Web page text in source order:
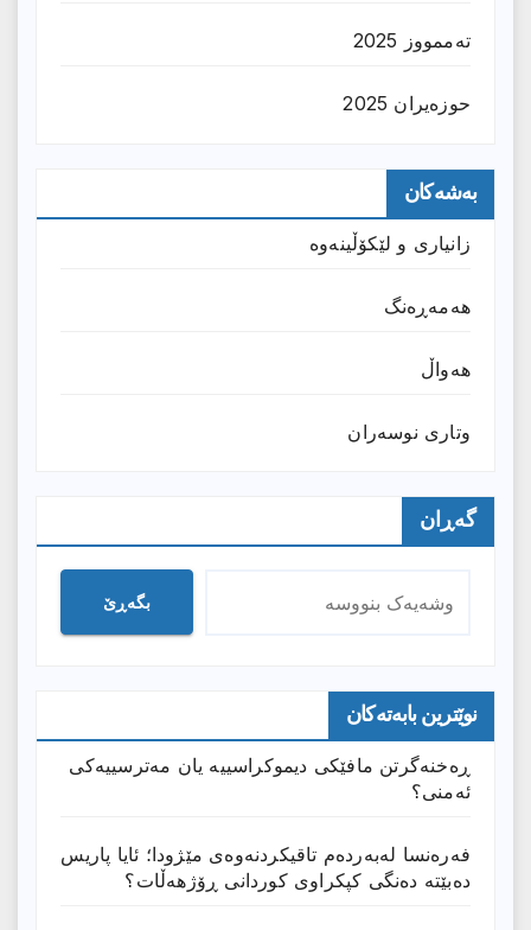
تەممووز 2025
حوزه‌یران 2025
بەشەکان
زانیارى و لێکۆڵینەوە
هەمەڕەنگ
هەواڵ
وتارى نوسەران
گەڕان
بگەڕێ
نوێترین بابەتەکان
ڕەخنەگرتن مافێکی دیموکراسییە یان مەترسییەکی
ئەمنی؟
فەرەنسا لەبەردەم تاقیکردنەوەی مێژودا؛ ئایا پاریس
دەبێتە دەنگی کپکراوی کوردانی ڕۆژھەڵات؟